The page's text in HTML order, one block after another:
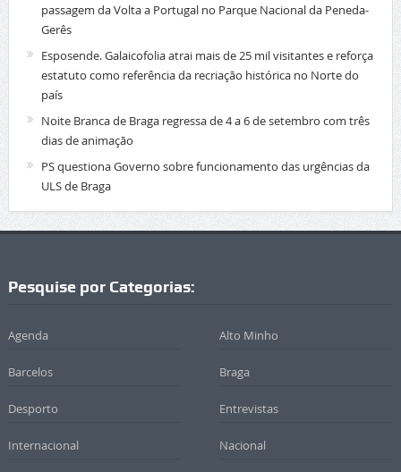
passagem da Volta a Portugal no Parque Nacional da Peneda-
Gerês
Esposende. Galaicofolia atrai mais de 25 mil visitantes e reforça
estatuto como referência da recriação histórica no Norte do
país
Noite Branca de Braga regressa de 4 a 6 de setembro com três
dias de animação
PS questiona Governo sobre funcionamento das urgências da
ULS de Braga
Pesquise por Categorias:
Agenda Alto Minho
Barcelos Braga
Desporto Entrevistas
Internacional Nacional